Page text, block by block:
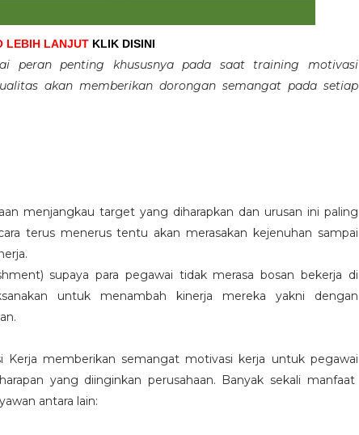
LEBIH LANJUT KLIK DISINI
peran penting khususnya pada saat training motivasi
akan memberikan dorongan semangat pada setiap
menjangkau target yang diharapkan dan urusan ini paling
terus menerus tentu akan merasakan kejenuhan sampai
supaya para pegawai tidak merasa bosan bekerja di
untuk menambah kinerja mereka yakni dengan
Kerja memberikan semangat motivasi kerja untuk pegawai
yang diinginkan perusahaan. Banyak sekali manfaat
antara lain: